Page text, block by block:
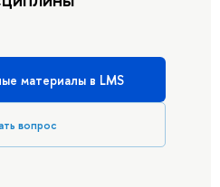
материалы в LMS
вопрос